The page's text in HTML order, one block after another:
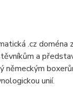
.cz doména
a
německým
unií.